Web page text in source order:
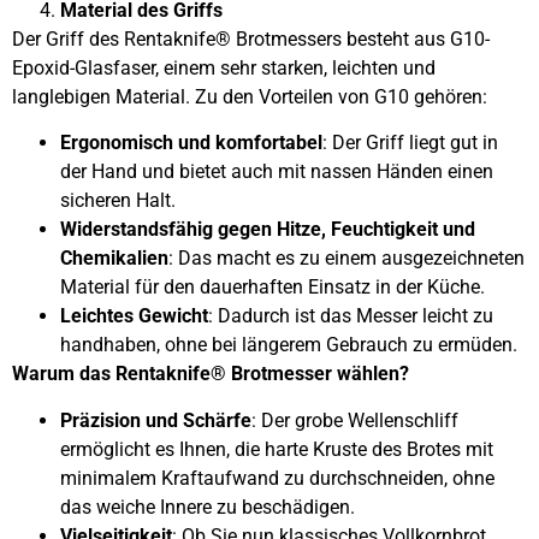
Material des Griffs
Der Griff des Rentaknife® Brotmessers besteht aus G10-
Epoxid-Glasfaser, einem sehr starken, leichten und
langlebigen Material. Zu den Vorteilen von G10 gehören:
Ergonomisch und komfortabel: Der Griff liegt gut in
der Hand und bietet auch mit nassen Händen einen
sicheren Halt.
Widerstandsfähig gegen Hitze, Feuchtigkeit und
Chemikalien: Das macht es zu einem ausgezeichneten
Material für den dauerhaften Einsatz in der Küche.
Leichtes Gewicht: Dadurch ist das Messer leicht zu
handhaben, ohne bei längerem Gebrauch zu ermüden.
Warum das Rentaknife® Brotmesser wählen?
Präzision und Schärfe: Der grobe Wellenschliff
ermöglicht es Ihnen, die harte Kruste des Brotes mit
minimalem Kraftaufwand zu durchschneiden, ohne
das weiche Innere zu beschädigen.